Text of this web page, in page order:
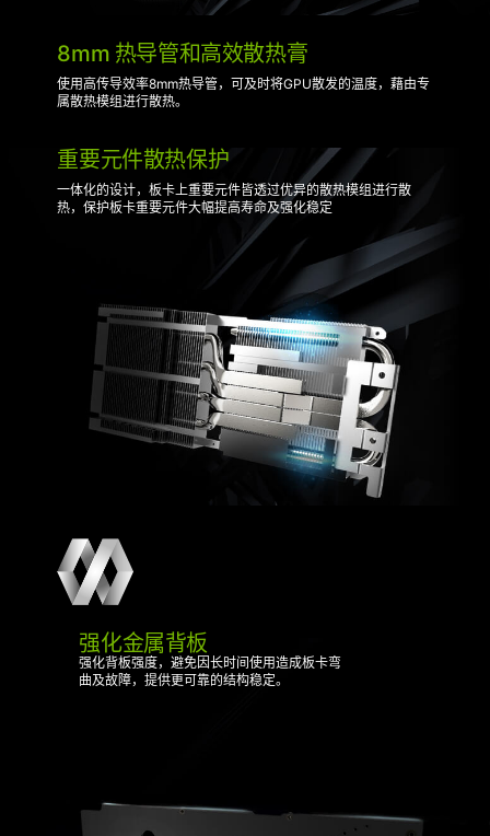
8mm 热导管和高效散热膏
使用高传导效率8mm热导管，可及时将GPU散发的温度，藉由专
属散热模组进行散热。
重要元件散热保护
一体化的设计，板卡上重要元件皆透过优异的散热模组进行散
热，保护板卡重要元件大幅提高寿命及强化稳定
强化金属背板
强化背板强度，避免因长时间使用造成板卡弯
曲及故障，提供更可靠的结构稳定。